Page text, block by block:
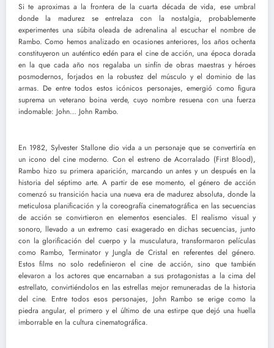
Si te aproximas a la frontera de la cuarta década de vida, ese umbral
donde la madurez se entrelaza con la nostalgia, probablemente
experimentes una súbita oleada de adrenalina al escuchar el nombre de
Rambo. Como hemos analizado en ocasiones anteriores, los años ochenta
constituyeron un auténtico edén para el cine de acción, una época dorada
en la que cada año nos regalaba un sinfín de obras maestras y héroes
posmodernos, forjados en la robustez del músculo y el dominio de las
armas. De entre todos estos icónicos personajes, emergió como figura
suprema un veterano boina verde, cuyo nombre resuena con una fuerza
indomable: John… John Rambo.
En 1982, Sylvester Stallone dio vida a un personaje que se convertiría en
un icono del cine moderno. Con el estreno de Acorralado (First Blood),
Rambo hizo su primera aparición, marcando un antes y un después en la
historia del séptimo arte. A partir de ese momento, el género de acción
comenzó su transición hacia una nueva era de madurez absoluta, donde la
meticulosa planificación y la coreografía cinematográfica en las secuencias
de acción se convirtieron en elementos esenciales. El realismo visual y
sonoro, llevado a un extremo casi exagerado en dichas secuencias, junto
con la glorificación del cuerpo y la musculatura, transformaron películas
como Rambo, Terminator y Jungla de Cristal en referentes del género.
Estos films no solo redefinieron el cine de acción, sino que también
elevaron a los actores que encarnaban a sus protagonistas a la cima del
estrellato, convirtiéndolos en las estrellas mejor remuneradas de la historia
del cine. Entre todos esos personajes, John Rambo se erige como la
piedra angular, el primero y el último de una estirpe que dejó una huella
imborrable en la cultura cinematográfica.